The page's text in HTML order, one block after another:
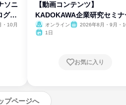
ソニ
グラ
10月
【動画コンテンツ】
KADOKAWA企業研究セミナ
オンライン
2026年8月・9月・
1日
お気に入り
プページへ